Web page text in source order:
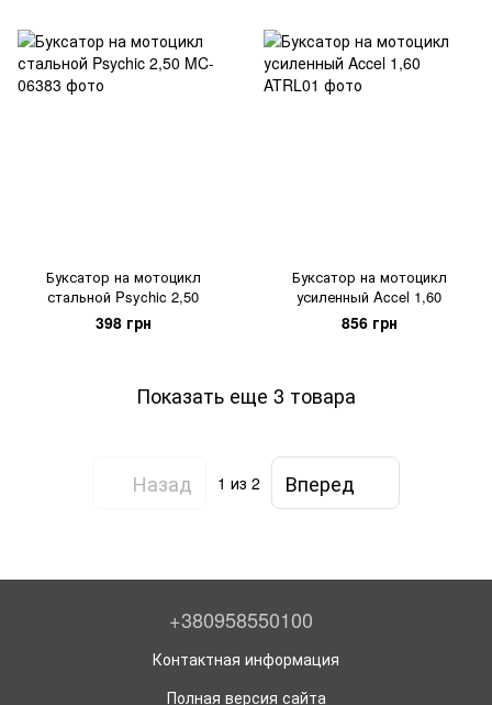
Буксатор на мотоцикл
стальной Psychic 2,50
398 грн
Буксатор на мотоцикл
усиленный Accel 1,60
856 грн
Показать еще 3 товара
Назад 1 из 2 Вперед
+380958550100
Контактная информация
Полная версия сайта